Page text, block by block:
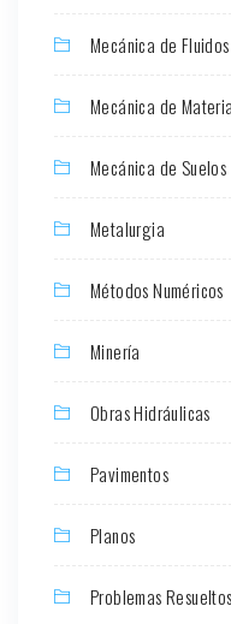
Mecánica de Fluidos
Mecánica de
Mecánica de Suelos
Metalurgia
Métodos Numéricos
Minería
Obras Hidráulicas
Pavimentos
Planos
Problemas Resueltos